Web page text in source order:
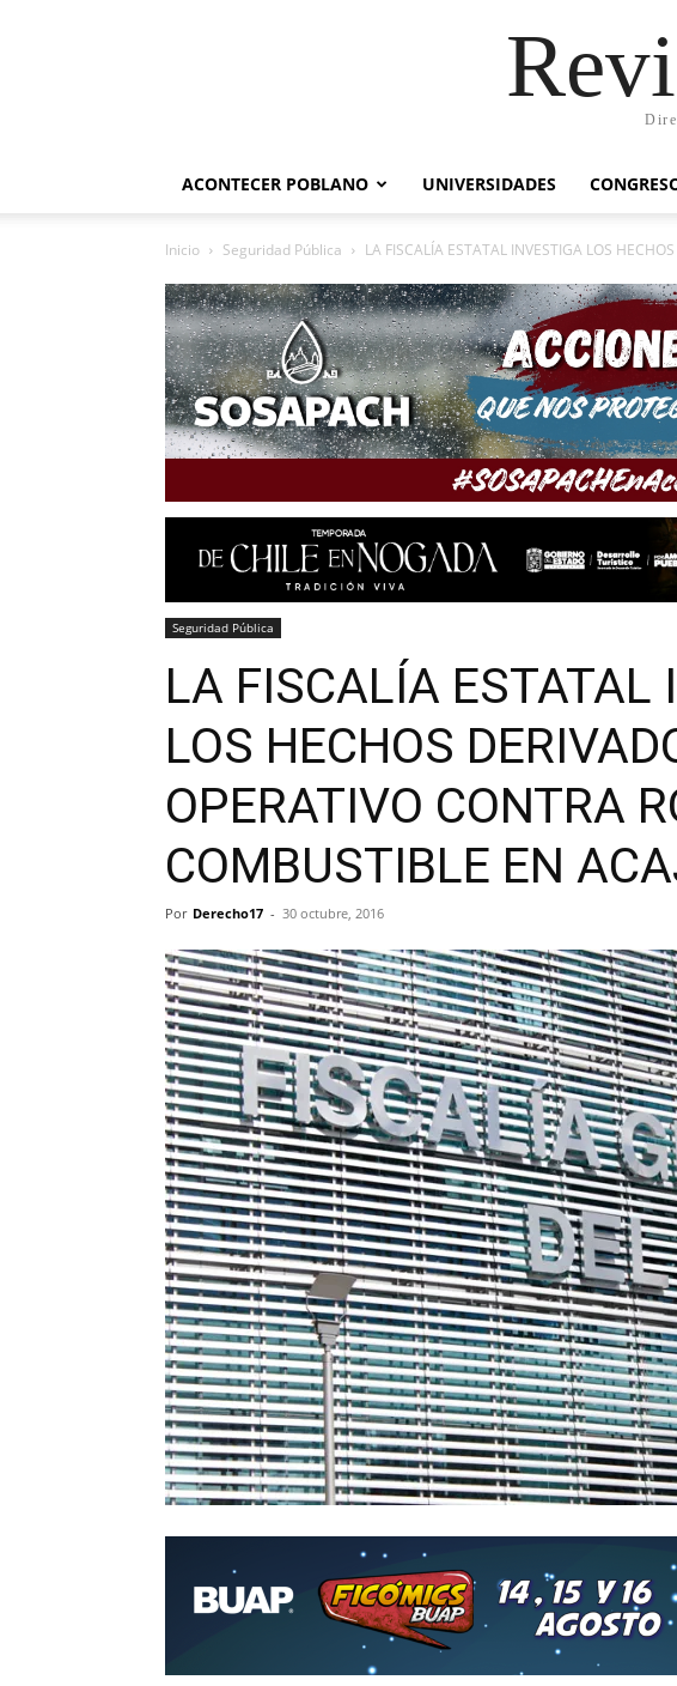
ACONTECER POBLANO UNIVERSIDADES
Inicio Seguridad Pública LA FISCALÍA ESTATAL INVESTIGA LOS
Seguridad Pública
LA FISCALÍA ESTATAL
LOS HECHOS
OPERATIVO CONTRA
COMBUSTIBLE EN
Por Derecho17 - 30 octubre, 2016